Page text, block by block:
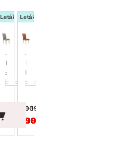
Leták
Jídelní židle s prošitím
Kiki, rákosově
zelená látka
999.00 Kč
1 199.00 Kč
Leták
Jídelní židle s prošitím
Kiki, terakota
látka
999.00 Kč
1 199.00 Kč